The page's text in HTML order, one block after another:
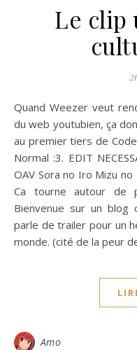
Le clip
Quand Weezer veut rendre hommage aux faces connues
du web youtubien, ça
au premier tiers de
Normal :3. EDIT
OAV Sora no Iro Mizu
Ca tourne autour de
Bienvenue sur un blog
parle de trailer pour un
monde. (cité de la peur
Amo